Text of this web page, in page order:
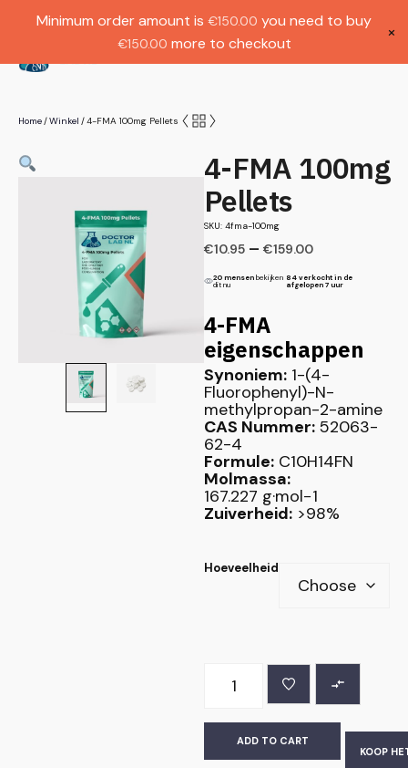
€1000.
Home/Winkel /4-FMA 100mg Pellets
4-FMA 100mg
Pellets
SKU: 4fma-100mg
€10.95 – €159.00
20 mensen bekijken
dit nu
84 verkocht in de
afgelopen 7 uur
4-FMA
eigenschappen
Synoniem: 1-(4-
Fluorophenyl)-N-
methylpropan-2-amine
CAS Nummer: 52063-
62-4
Formule: C10H14FN
Molmassa:
167.227 g·mol−1
Zuiverheid: >98%
Hoeveelheid
ADD TO CART
KOOP
Minimum order amount is €150.00 you need to buy
€150.00 more to checkout
×